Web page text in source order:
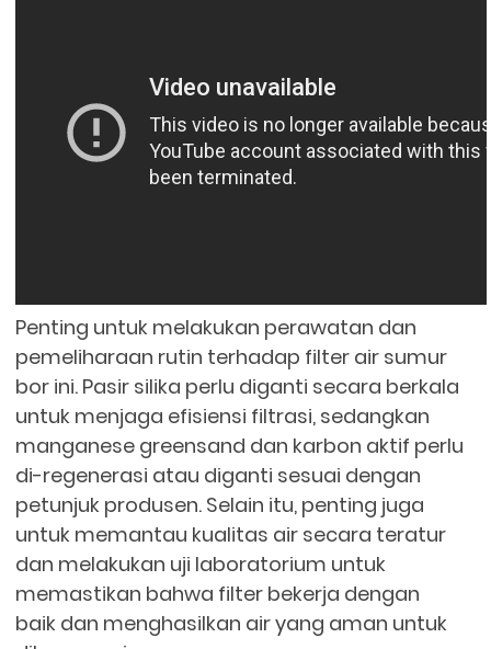
Penting untuk melakukan perawatan dan
pemeliharaan rutin terhadap filter air sumur
bor ini. Pasir silika perlu diganti secara berkala
untuk menjaga efisiensi filtrasi, sedangkan
manganese greensand dan karbon aktif perlu
di-regenerasi atau diganti sesuai dengan
petunjuk produsen. Selain itu, penting juga
untuk memantau kualitas air secara teratur
dan melakukan uji laboratorium untuk
memastikan bahwa filter bekerja dengan
baik dan menghasilkan air yang aman untuk